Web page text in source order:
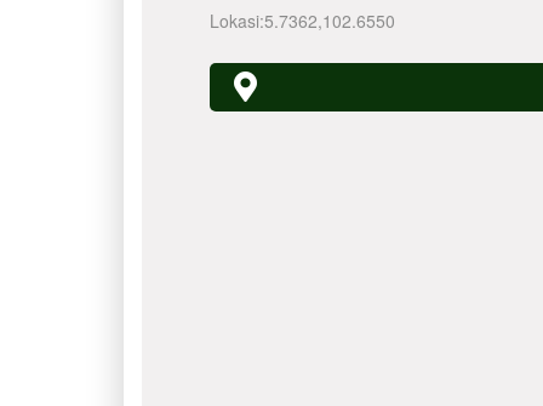
Lokasi:5.7362,102.6550